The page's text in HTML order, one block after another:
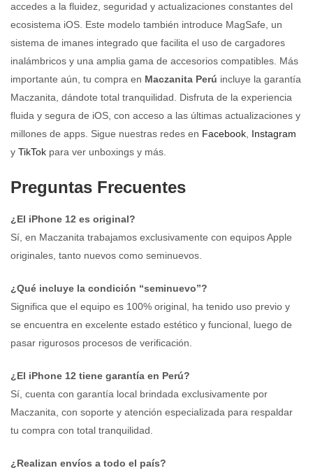
accedes a la fluidez, seguridad y actualizaciones constantes del
ecosistema iOS. Este modelo también introduce MagSafe, un
sistema de imanes integrado que facilita el uso de cargadores
inalámbricos y una amplia gama de accesorios compatibles. Más
importante aún, tu compra en Maczanita Perú incluye la garantía
Maczanita, dándote total tranquilidad. Disfruta de la experiencia
fluida y segura de iOS, con acceso a las últimas actualizaciones y
millones de apps. Sigue nuestras redes en Facebook Instagram
y TikTok para ver unboxings y más.
Preguntas Frecuentes
¿El iPhone 12 es original?
Sí, en Maczanita trabajamos exclusivamente con equipos Apple
originales, tanto nuevos como seminuevos.
¿Qué incluye la condición “seminuevo”?
Significa que el equipo es 100% original, ha tenido uso previo y
se encuentra en excelente estado estético y funcional, luego de
pasar rigurosos procesos de verificación.
¿El iPhone 12 tiene garantía en Perú?
Sí, cuenta con garantía local brindada exclusivamente por
Maczanita, con soporte y atención especializada para respaldar
tu compra con total tranquilidad.
¿Realizan envíos a todo el país?